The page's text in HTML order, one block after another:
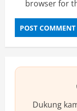
browser for
Dukung